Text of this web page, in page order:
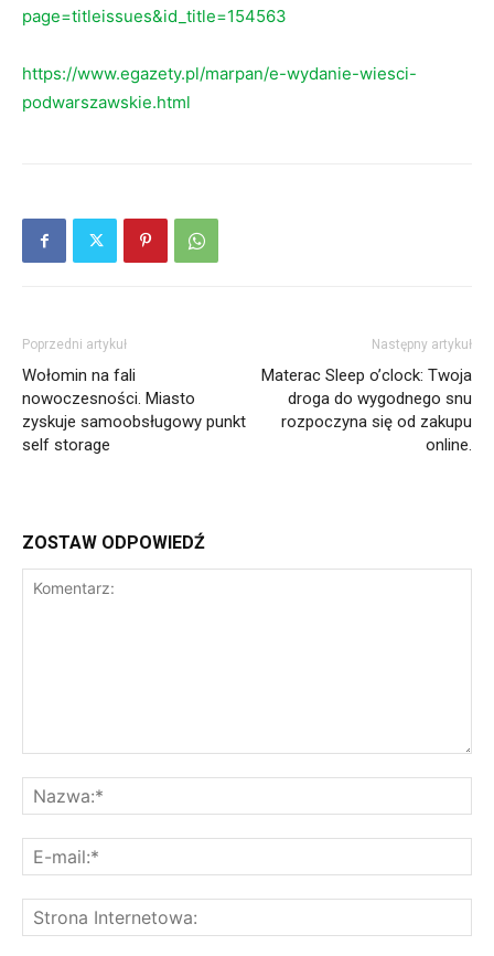
page=titleissues&id_title=154563
https://www.egazety.pl/marpan/e-wydanie-wiesci-
podwarszawskie.html
Poprzedni artykuł
Wołomin na fali
nowoczesności. Miasto
zyskuje samoobsługowy punkt
self storage
Następny artykuł
Materac Sleep o’clock: Twoja
droga do wygodnego snu
rozpoczyna się od zakupu
online.
ZOSTAW ODPOWIEDŹ